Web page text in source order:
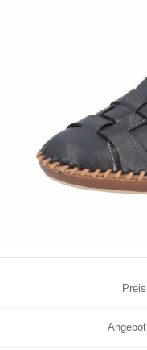
Preis
Angebot